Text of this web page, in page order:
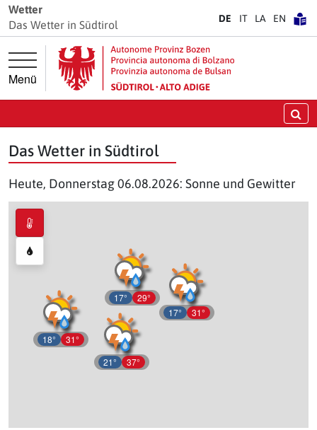
Springe direkt zur Hauptnavigation
Springe direkt zum Inhalt
Wetter
Das Wetter in Südtirol
DE IT LA EN
Menü
Das Wetter in Südtirol
Heute, Donnerstag 06.08.2026: Sonne und Gewitter
18° 31°
17° 29°
21° 37°
17° 31°